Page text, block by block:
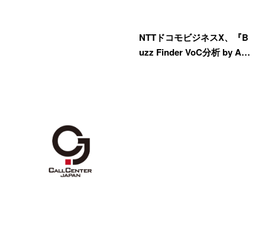
NTTドコモビジネスX、『B
uzz Finder VoC分析 by A…